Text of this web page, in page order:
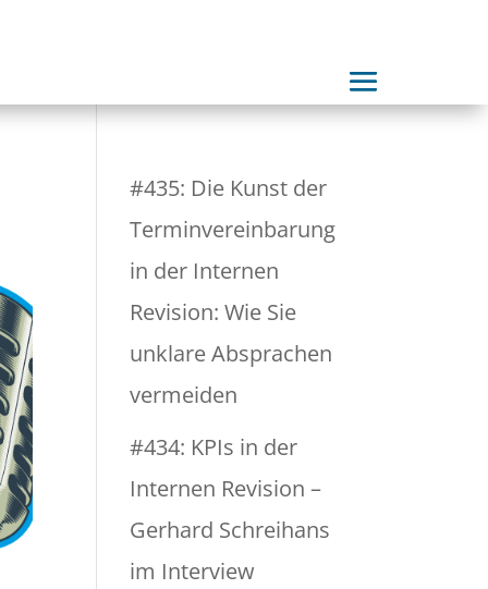
#435: Die Kunst der
Terminvereinbarung
in der Internen
Revision: Wie Sie
unklare Absprachen
vermeiden
#434: KPIs in der
Internen Revision –
Gerhard Schreihans
im Interview